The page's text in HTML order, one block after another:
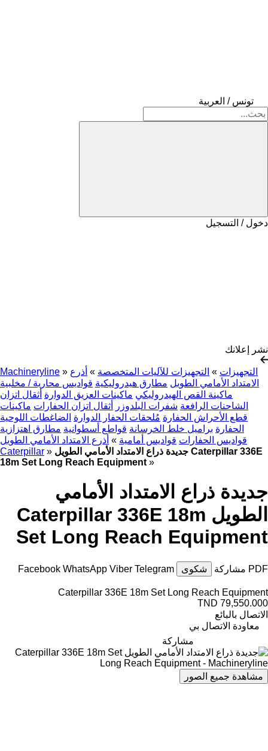
تونس / العربية
دخول / التسجيل
نشر إعلانك
Machineryline » التجهيزات » التجهيزات للآليات المتخصصة » أذرع
الامتداد الأمامي الطويل مطارق هيدروليكية قواديس محارية / مخلبية
ماكينة القص الهيدروليكي ماكينات العزيق الدوارة أثقال اتزان
الشاحنات الرافعة شفرات البلدوزر أثقال اتزان الحفارات ماكينات
قطع الأحراش الحفارة مُلحقات الحفار الدوارة الضاغطات اللوحية
الحفارة براميل خلط الخرسانة قواطع أسطوانية مطارق اهتزازية
قواديس الحفارات قواديس أمامية » أذرع الامتداد الأمامي الطويل
Caterpillar » جديدة ذراع الامتداد الأمامي الطويل Caterpillar 336E
18m Set Long Reach Equipment »
جديدة ذراع الامتداد الأمامي
الطويل Caterpillar 336E 18m
Set Long Reach Equipment
PDF مشاركة شكوى Facebook WhatsApp Viber Telegram
Caterpillar 336E 18m Set Long Reach Equipment
TND 79,550.000
الاتصال بالبائع
معاودة الاتصال بي
مشاركة
مشاهدة جميع الصور